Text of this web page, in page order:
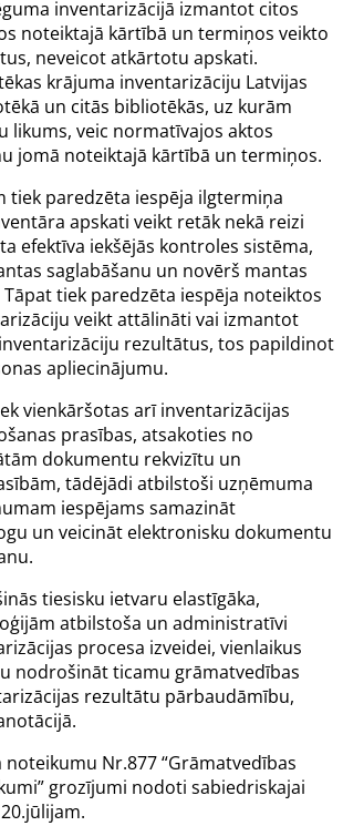
inventarizācijā izmantot citos
noteiktajā kārtībā un termiņos veikto
neveicot atkārtotu apskati.
krājuma inventarizāciju Latvijas
un citās bibliotēkās, uz kurām
likums, veic normatīvajos aktos
jomā noteiktajā kārtībā un termiņos.
tiek paredzēta iespēja ilgtermiņa
apskati veikt retāk nekā reizi
efektīva iekšējās kontroles sistēma,
saglabāšanu un novērš mantas
tiek paredzēta iespēja noteiktos
veikt attālināti vai izmantot
rezultātus, tos papildinot
apliecinājumu.
vienkāršotas arī inventarizācijas
prasības, atsakoties no
dokumentu rekvizītu un
tādējādi atbilstoši uzņēmuma
iespējams samazināt
un veicināt elektronisku dokumentu
tiesisku ietvaru elastīgāka,
atbilstoša un administratīvi
procesa izveidei, vienlaikus
nodrošināt ticamu grāmatvedības
rezultātu pārbaudāmību,
Nr.877 “Grāmatvedības
grozījumi nodoti sabiedriskajai